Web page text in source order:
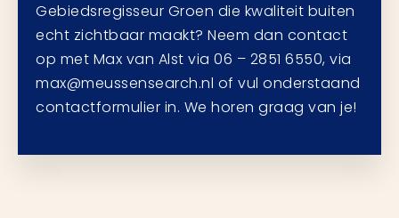
Gebiedsregisseur Groen die kwaliteit buiten
echt zichtbaar maakt? Neem dan contact
op met Max van Alst via 06 – 2851 6550, via
max@meussensearch.nl of vul onderstaand
contactformulier in. We horen graag van je!